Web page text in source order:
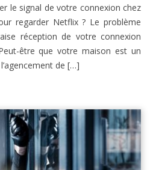
le signal de votre connexion chez
regarder Netflix ? Le problème
réception de votre connexion
être que votre maison est un
de […]